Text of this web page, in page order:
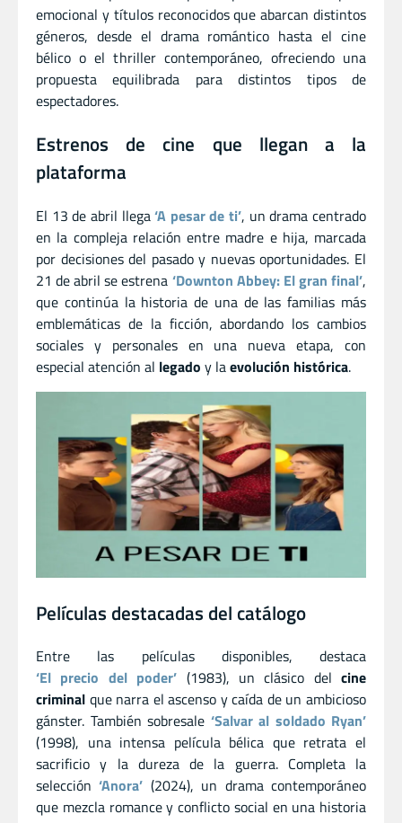
emocional y títulos reconocidos que abarcan distintos
géneros, desde el drama romántico hasta el cine
bélico o el thriller contemporáneo, ofreciendo una
propuesta equilibrada para distintos tipos de
espectadores.
Estrenos de cine que llegan a la
plataforma
El 13 de abril llega‘A pesar de ti’, un drama centrado
en la compleja relación entre madre e hija, marcada
por decisiones del pasado y nuevas oportunidades. El
21 de abril se estrena ‘Downton Abbey: El gran final’,
que continúa la historia de una de las familias más
emblemáticas de la ficción, abordando los cambios
sociales y personales en una nueva etapa, con
especial atención al legado y laevolución histórica.
Películas destacadas del catálogo
Entre las películas disponibles, destaca
‘El precio del poder’ (1983), un clásico del cine
criminal que narra el ascenso y caída de un ambicioso
gánster. También sobresale ‘Salvar al soldado Ryan’
(1998), una intensa película bélica que retrata el
sacrificio y la dureza de la guerra. Completa la
selección‘Anora’ (2024), un drama contemporáneo
que mezcla romance y conflicto social en una historia